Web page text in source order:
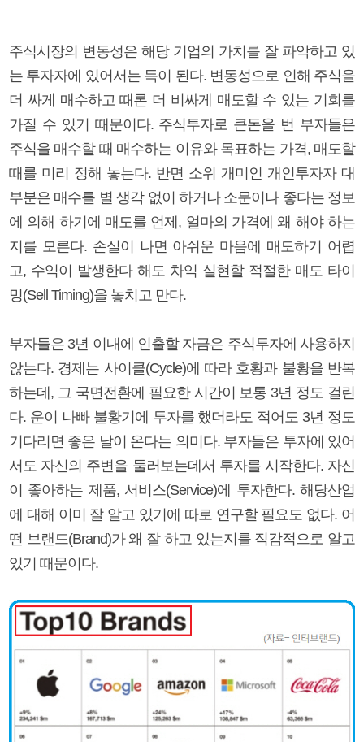
주식시장의 변동성은 해당 기업의 가치를 잘 파악하고 있
는 투자자에 있어서는 득이 된다. 변동성으로 인해 주식을
더 싸게 매수하고 때론 더 비싸게 매도할 수 있는 기회를
가질 수 있기 때문이다. 주식투자로 큰돈을 번 부자들은
주식을 매수할 때 매수하는 이유와 목표하는 가격, 매도할
때를 미리 정해 놓는다. 반면 소위 개미인 개인투자자 대
부분은 매수를 별 생각 없이 하거나 소문이나 좋다는 정보
에 의해 하기에 매도를 언제, 얼마의 가격에 왜 해야 하는
지를 모른다. 손실이 나면 아쉬운 마음에 매도하기 어렵
고, 수익이 발생한다 해도 차익 실현할 적절한 매도 타이
밍(Sell Timing)을 놓치고 만다.
부자들은 3년 이내에 인출할 자금은 주식투자에 사용하지
않는다. 경제는 사이클(Cycle)에 따라 호황과 불황을 반복
하는데, 그 국면전환에 필요한 시간이 보통 3년 정도 걸린
다. 운이 나빠 불황기에 투자를 했더라도 적어도 3년 정도
기다리면 좋은 날이 온다는 의미다. 부자들은 투자에 있어
서도 자신의 주변을 둘러보는데서 투자를 시작한다. 자신
이 좋아하는 제품, 서비스(Service)에 투자한다. 해당산업
에 대해 이미 잘 알고 있기에 따로 연구할 필요도 없다. 어
떤 브랜드(Brand)가 왜 잘 하고 있는지를 직감적으로 알고
있기 때문이다.